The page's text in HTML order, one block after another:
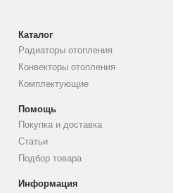
Каталог
Радиаторы отопления
Конвекторы отопления
Комплектующие
Помощь
Покупка и доставка
Статьи
Подбор товара
Информация